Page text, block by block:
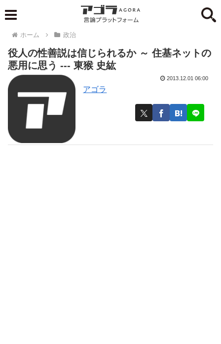
ホーム 政治
役人の性善説は信じられるか ～ 住基ネットの
悪用に思う --- 東猴 史紘
アゴラ
2013.12.01 06:00